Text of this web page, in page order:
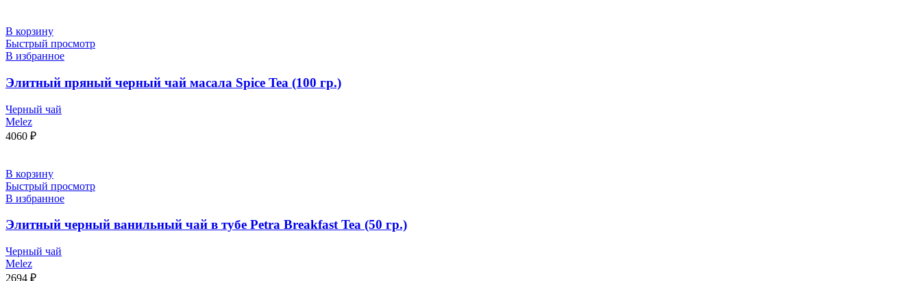
В корзину
Быстрый просмотр
В избранное
Элитный пряный черный чай масала Spice Tea (100 гр.)
Черный чай
Melez
4060 ₽
В корзину
Быстрый просмотр
В избранное
Элитный черный ванильный чай в тубе Petra Breakfast Tea (50 гр.)
Черный чай
Melez
2694 ₽